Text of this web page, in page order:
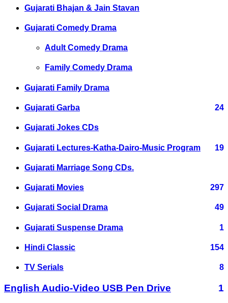
Gujarati Bhajan & Jain Stavan
Gujarati Comedy Drama
Adult Comedy Drama
Family Comedy Drama
Gujarati Family Drama
Gujarati Garba 24
Gujarati Jokes CDs
Gujarati Lectures-Katha-Dairo-Music Program 19
Gujarati Marriage Song CDs.
Gujarati Movies 297
Gujarati Social Drama 49
Gujarati Suspense Drama 1
Hindi Classic 154
TV Serials 8
English Audio-Video USB Pen Drive
1